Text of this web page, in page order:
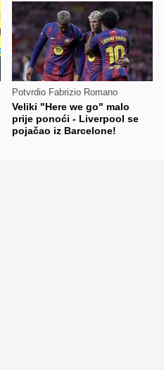
Potvrdio Fabrizio Romano
Veliki "Here we go" malo
prije ponoći - Liverpool se
pojačao iz Barcelone!